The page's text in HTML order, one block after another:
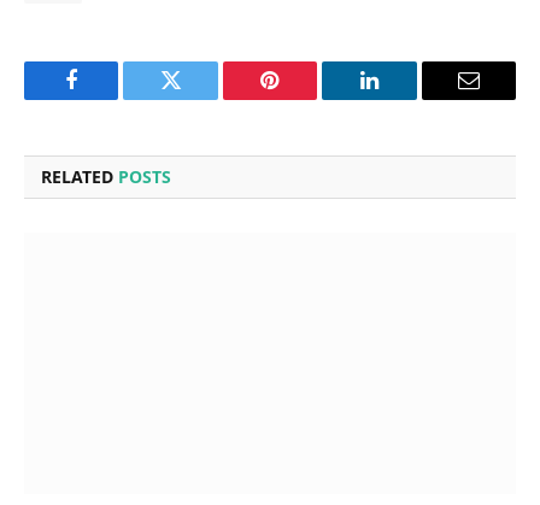
Facebook Twitter Pinterest LinkedIn Email
RELATED POSTS